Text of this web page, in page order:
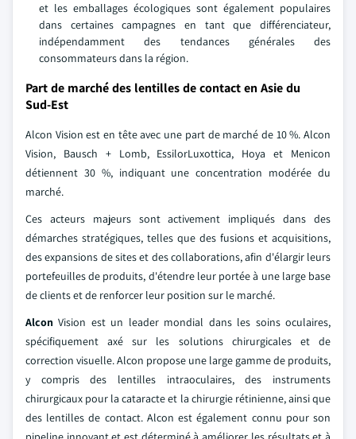
et les emballages écologiques sont également populaires
dans certaines campagnes en tant que différenciateur,
indépendamment des tendances générales des
consommateurs dans la région.
Part de marché des lentilles de contact en Asie du
Sud-Est
Alcon Vision est en tête avec une part de marché de 10 %. Alcon
Vision, Bausch + Lomb, EssilorLuxottica, Hoya et Menicon
détiennent 30 %, indiquant une concentration modérée du
marché.
Ces acteurs majeurs sont activement impliqués dans des
démarches stratégiques, telles que des fusions et acquisitions,
des expansions de sites et des collaborations, afin d'élargir leurs
portefeuilles de produits, d'étendre leur portée à une large base
de clients et de renforcer leur position sur le marché.
Alcon Vision est un leader mondial dans les soins oculaires,
spécifiquement axé sur les solutions chirurgicales et de
correction visuelle. Alcon propose une large gamme de produits,
y compris des lentilles intraoculaires, des instruments
chirurgicaux pour la cataracte et la chirurgie rétinienne, ainsi que
des lentilles de contact. Alcon est également connu pour son